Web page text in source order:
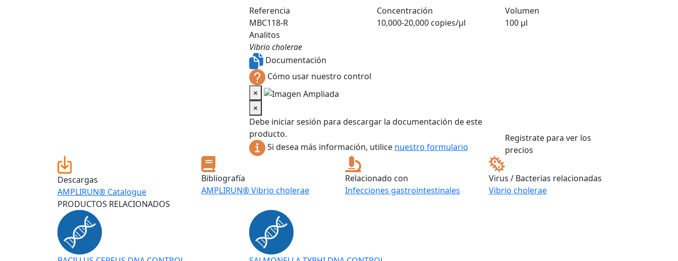
Referencia
MBC118-R
Concentración
10,000-20,000 copies/µl
Volumen
100 µl
Analitos
Vibrio cholerae
Documentación
Cómo usar nuestro control
×
×
Debe iniciar sesión para descargar la documentación de este
producto.
Si desea más información, utilice nuestro formulario
Registrate para ver los
precios
Descargas
AMPLIRUN® Catalogue
Bibliografía
AMPLIRUN® Vibrio cholerae
Relacionado con
Infecciones gastrointestinales
Virus / Bacterias relacionadas
Vibrio cholerae
PRODUCTOS RELACIONADOS